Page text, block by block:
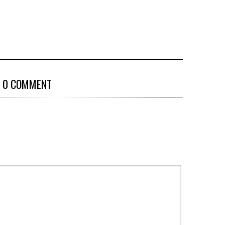
0 COMMENT